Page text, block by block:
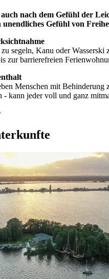
auch nach dem Gefühl der
unendliches Gefühl von
segeln, Kanu oder
zur barrierefreien
Menschen mit
- kann jeder voll und ganz